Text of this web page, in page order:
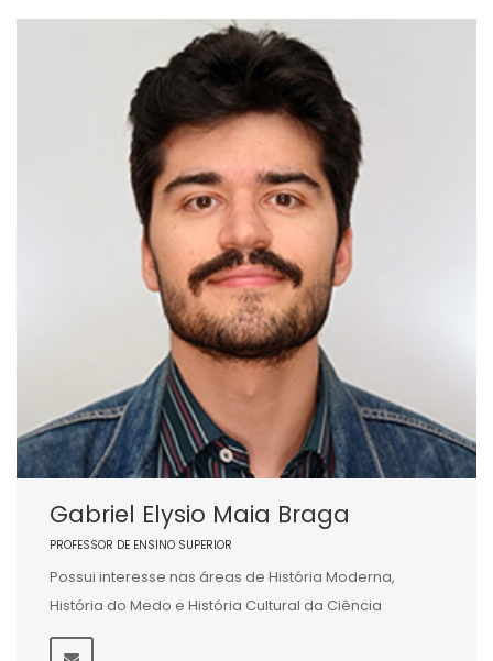
Gabriel Elysio Maia Braga
PROFESSOR DE ENSINO SUPERIOR
Possui interesse nas áreas de História Moderna,
História do Medo e História Cultural da Ciência